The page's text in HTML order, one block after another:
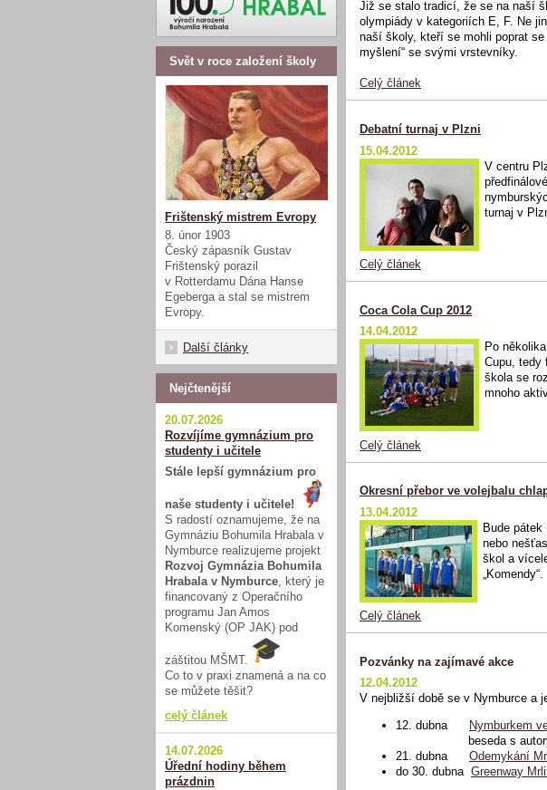
Již se stalo tradicí, že se na naší
olympiády v kategoriích E, F. Ne
naší školy, kteří se mohli poprat
myšlení“ se svými vrstevníky.
Celý článek
Debatní turnaj v Plzni
15.04.2012
V centru
turnaj v
Celý článek
Coca Cola Cup 2012
14.04.2012
Po
Cupu, tedy
škola se
mnoho
Celý článek
Okresní přebor ve volejbalu
13.04.2012
Bude
nebo
škol a
„Komendy“.
Celý článek
Pozvánky na zajímavé akce
12.04.2012
V nejbližší době se v Nymburce a
12. dubna
Nymburkem
beseda s autory
21. dubna Odemykání
do 30. dubna Greenway
Svět v roce založení školy
Frištenský mistrem Evropy
8. únor 1903
Český zápasník Gustav
Frištenský porazil
v Rotterdamu Dána Hanse
Egeberga a stal se mistrem
Evropy.
Další články
Nejčtenější
20.07.2026
Rozvíjíme gymnázium pro
studenty i učitele
Stále lepší gymnázium pro
naše studenty i učitele!
S radostí oznamujeme, že na
Gymnáziu Bohumila Hrabala v
Nymburce realizujeme projekt
Rozvoj Gymnázia Bohumila
Hrabala v Nymburce, který je
financovaný z Operačního
programu Jan Amos
Komenský (OP JAK) pod
záštitou MŠMT.
Co to v praxi znamená a na co
se můžete těšit?
celý článek
14.07.2026
Úřední hodiny během
prázdnin